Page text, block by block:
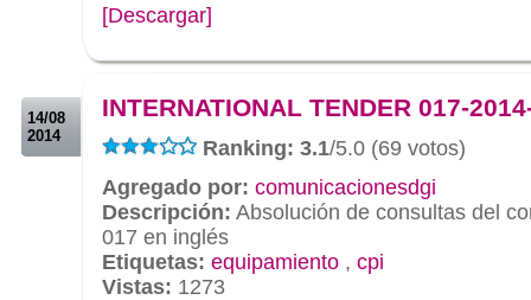
[Descargar]
14/08
2014
INTERNATIONAL TENDER 017-
Ranking: 3.1/5.0 (69 votos)
Agregado por: comunicacionesdgi
Descripción: Absolución de consultas del
017 en inglés
Etiquetas: equipamiento , cpi
Vistas: 1273